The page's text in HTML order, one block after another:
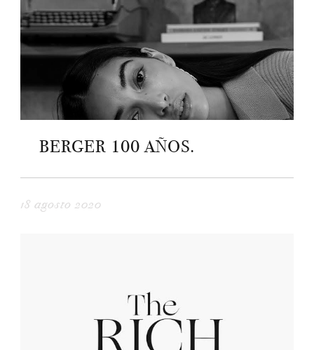
BERGER 100 AÑOS.
18 agosto 2020